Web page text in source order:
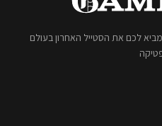
לכם את הסטייל האחרון בעולם